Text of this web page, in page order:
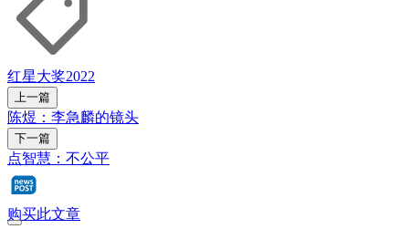
红星大奖2022
上一篇
陈煜：李急麟的镜头
下一篇
点智慧：不公平
购买此文章